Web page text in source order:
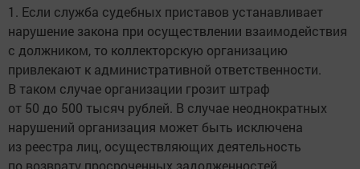
1. Если служба судебных приставов устанавливает
нарушение закона при осуществлении взаимодействия
с должником, то коллекторскую организацию
привлекают к административной ответственности.
В таком случае организации грозит штраф
от 50 до 500 тысяч рублей. В случае неоднократных
нарушений организация может быть исключена
из реестра лиц, осуществляющих деятельность
по возврату просроченных задолженностей.